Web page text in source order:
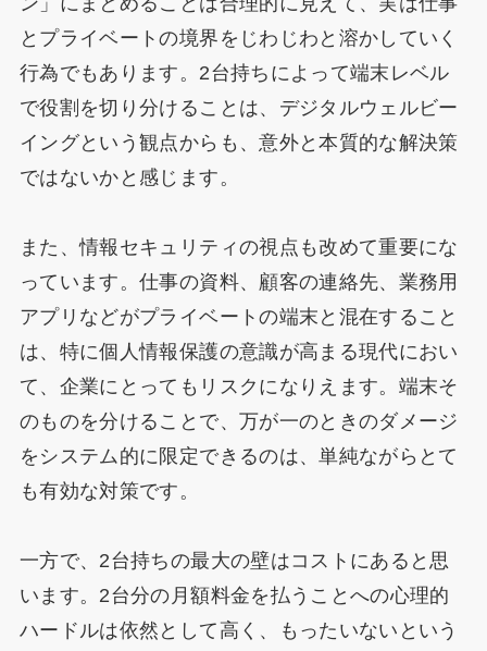
とプライベートの境界をじわじわと溶かしていく
行為でもあります。2台持ちによって端末レベル
で役割を切り分けることは、デジタルウェルビー
イングという観点からも、意外と本質的な解決策
ではないかと感じます。
また、情報セキュリティの視点も改めて重要にな
っています。仕事の資料、顧客の連絡先、業務用
アプリなどがプライベートの端末と混在すること
は、特に個人情報保護の意識が高まる現代におい
て、企業にとってもリスクになりえます。端末そ
のものを分けることで、万が一のときのダメージ
をシステム的に限定できるのは、単純ながらとて
も有効な対策です。
一方で、2台持ちの最大の壁はコストにあると思
います。2台分の月額料金を払うことへの心理的
ハードルは依然として高く、もったいないという